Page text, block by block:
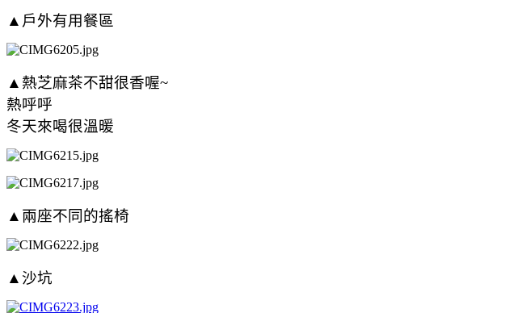
▲戶外有用餐區
▲熱芝麻茶不甜很香喔~
熱呼呼
冬天來喝很溫暖
▲兩座不同的搖椅
▲沙坑